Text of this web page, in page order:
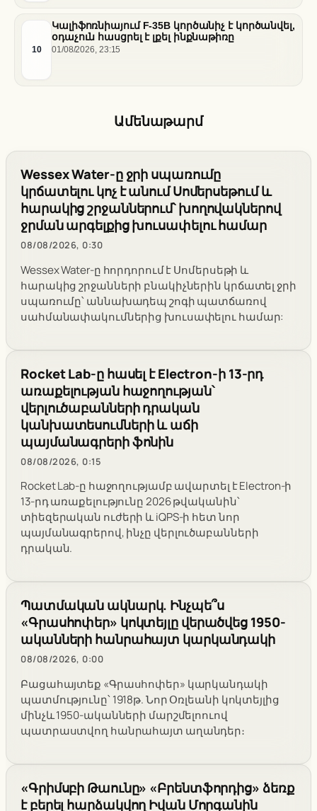
10
Կալիֆոռնիայում F-35B կործանիչ է կործանվել,
օդաչուն հասցրել է լքել ինքնաթիռը
01/08/2026, 23:15
Ամենաթարմ
Wessex Water-ը ջրի սպառումը
կրճատելու կոչ է անում Սոմերսեթում և
հարակից շրջաններում՝ խողովակներով
ջրման արգելքից խուսափելու համար
08/08/2026, 0:30
Wessex Water-ը հորդորում է Սոմերսեթի և
հարակից շրջանների բնակիչներին կրճատել ջրի
սպառումը՝ աննախադեպ շոգի պատճառով
սահմանափակումներից խուսափելու համար:
Rocket Lab-ը հասել է Electron-ի 13-րդ
առաքելության հաջողության՝
վերլուծաբանների դրական
կանխատեսումների և աճի
պայմանագրերի ֆոնին
08/08/2026, 0:15
Rocket Lab-ը հաջողությամբ ավարտել է Electron-ի
13-րդ առաքելությունը 2026 թվականին՝
տիեզերական ուժերի և iQPS-ի հետ նոր
պայմանագրերով, ինչը վերլուծաբանների
դրական.
Պատմական ակնարկ. Ինչպե՞ս
«Գրասհոփեր» կոկտեյլը վերածվեց 1950-
ականների հանրահայտ կարկանդակի
08/08/2026, 0:00
Բացահայտեք «Գրասհոփեր» կարկանդակի
պատմությունը՝ 1918թ. Նոր Օռլեանի կոկտեյլից
մինչև 1950-ականների մարշմելոուով
պատրաստվող հանրահայտ աղանդեր։
«Գրիմսբի Թաունը» «Բրենտֆորդից» ձեռք
է բերել հարձակվող Իվան Մորգանին